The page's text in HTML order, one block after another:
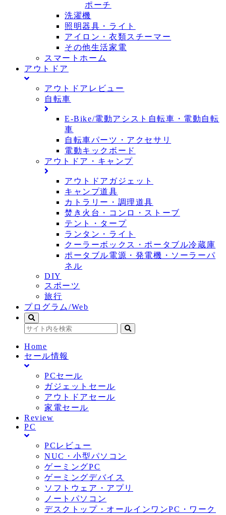
ポーチ
洗濯機
照明器具・ライト
アイロン・衣類スチーマー
その他生活家電
スマートホーム
アウトドア
アウトドアレビュー
自転車
E-Bike/電動アシスト自転車・電動自転
車
自転車パーツ・アクセサリ
電動キックボード
アウトドア・キャンプ
アウトドアガジェット
キャンプ道具
カトラリー・調理道具
焚き火台・コンロ・ストーブ
テント・タープ
ランタン・ライト
クーラーボックス・ポータブル冷蔵庫
ポータブル電源・発電機・ソーラーパ
ネル
DIY
スポーツ
旅行
プログラム/Web
Home
セール情報
PCセール
ガジェットセール
アウトドアセール
家電セール
Review
PC
PCレビュー
NUC・小型パソコン
ゲーミングPC
ゲーミングデバイス
ソフトウェア・アプリ
ノートパソコン
デスクトップ・オールインワンPC・ワーク